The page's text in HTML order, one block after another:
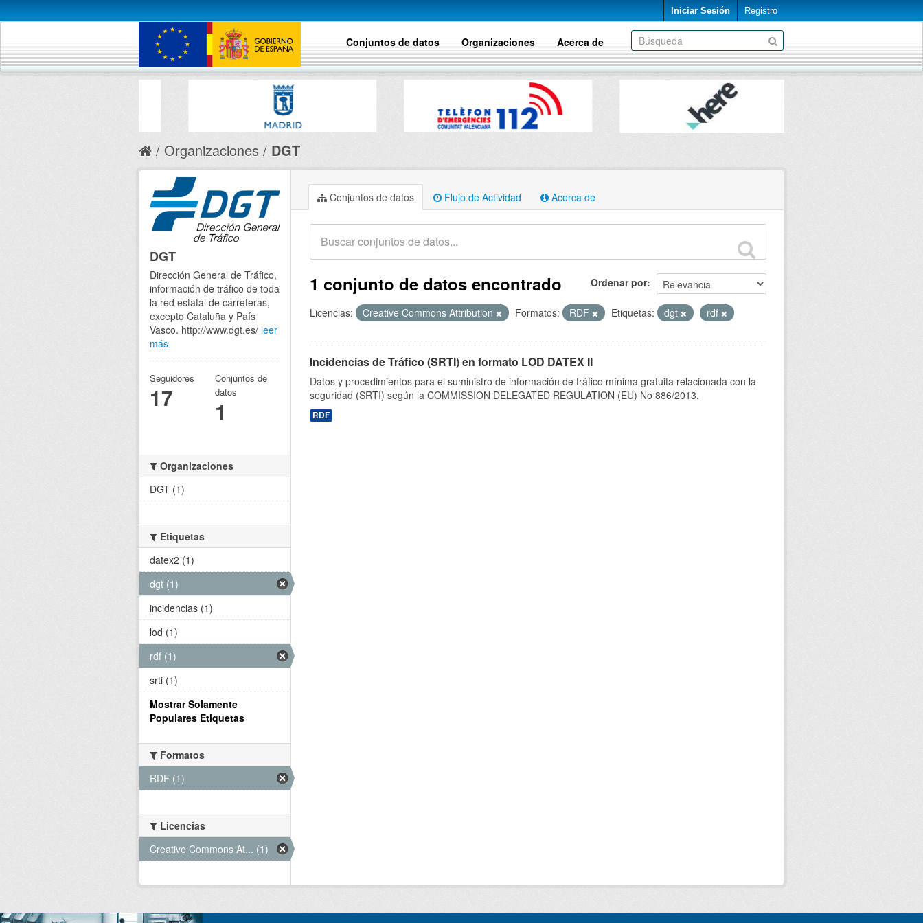
Iniciar Sesión Registro
Conjuntos de datos Organizaciones Acerca de
Organizaciones DGT
Conjuntos de datos Flujo de Actividad Acerca de
Ordenar por
1 conjunto de datos encontrado
Licencias: Creative Commons Attribution Formatos: RDF Etiquetas: dgt rdf
Incidencias de Tráfico (SRTI) en formato LOD DATEX II
Datos y procedimientos para el suministro de información de tráfico mínima gratuita relacionada con la
seguridad (SRTI) según la COMMISSION DELEGATED REGULATION (EU) No 886/2013.
RDF
DGT
Dirección General de Tráfico,
información de tráfico de toda
la red estatal de carreteras,
excepto Cataluña y País
Vasco. http://www.dgt.es/ leer
más
Seguidores
17
Conjuntos de
datos
1
Organizaciones
DGT (1)
Etiquetas
datex2 (1)
dgt (1)
incidencias (1)
lod (1)
rdf (1)
srti (1)
Mostrar Solamente
Populares Etiquetas
Formatos
RDF (1)
Licencias
Creative Commons At... (1)